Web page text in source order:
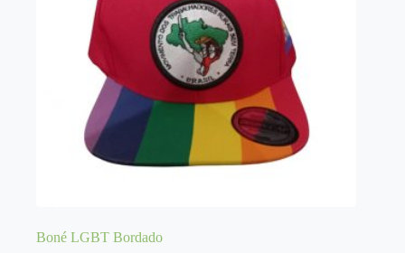
Boné LGBT Bordado